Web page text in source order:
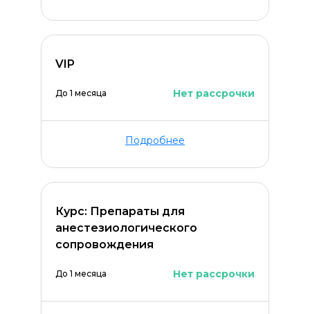
VIP
До 1 месяца Нет рассрочки
Подробнее
Курс: Препараты для
анестезиологического
сопровождения
До 1 месяца Нет рассрочки
Оставить комментарий